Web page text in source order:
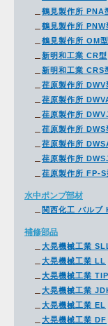
鶴見製作所 PNA
鶴見製作所 PNW
鶴見製作所 OM型
新明和工業 CR型
新明和工業 CRS
荏原製作所 DWV
荏原製作所
荏原製作所
荏原製作所 DWS
荏原製作所
荏原製作所
荏原製作所 FP-S
水中ポンプ部材
関西化工 バルブ
補修部品
大晃機械工業
大晃機械工業 LL
大晃機械工業 TIP
大晃機械工業
大晃機械工業 EL
大晃機械工業 DF